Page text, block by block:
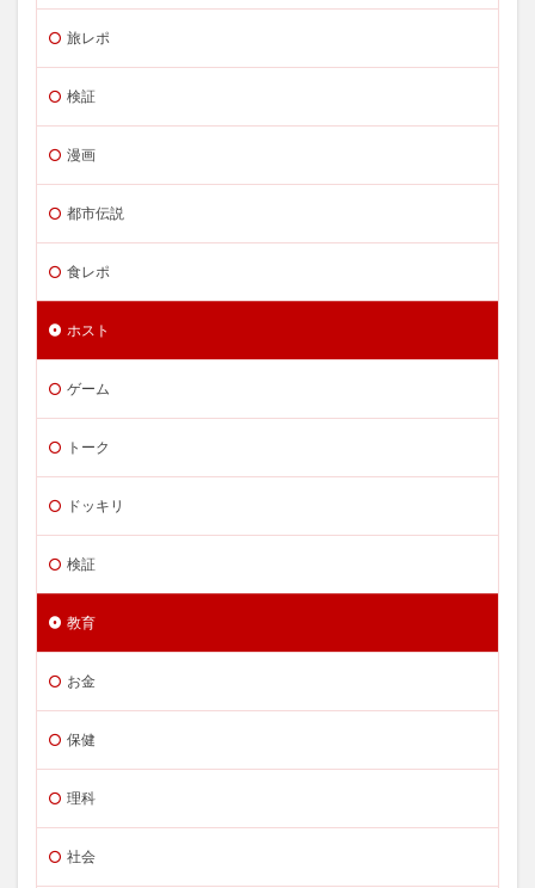
旅レポ
検証
漫画
都市伝説
食レポ
ホスト
ゲーム
トーク
ドッキリ
検証
教育
お金
保健
理科
社会